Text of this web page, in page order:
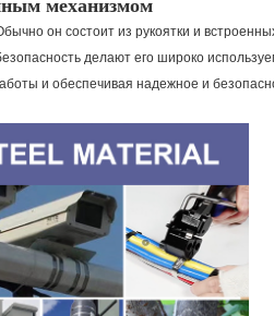
механизмом
он состоит из рукоятки и
делают его широко
и обеспечивая надежное и